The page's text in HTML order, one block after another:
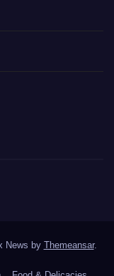
News by Themeansar.